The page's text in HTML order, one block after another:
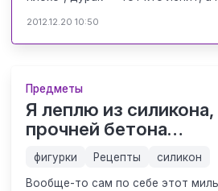
2012.12.20 10:50
Предметы
Я леплю из силикона,
прочней бетона…
фигурки Рецепты силикон
Вообще-то сам по себе этот